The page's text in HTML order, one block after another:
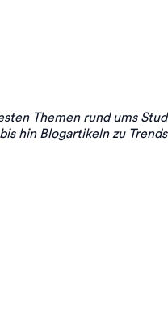
Themen rund ums
hin Blogartikeln zu